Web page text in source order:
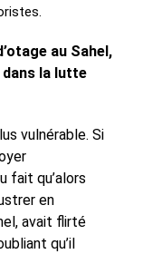
au Sahel,
la lutte
vulnérable. Si
fait qu’alors
en
avait flirté
qu’il